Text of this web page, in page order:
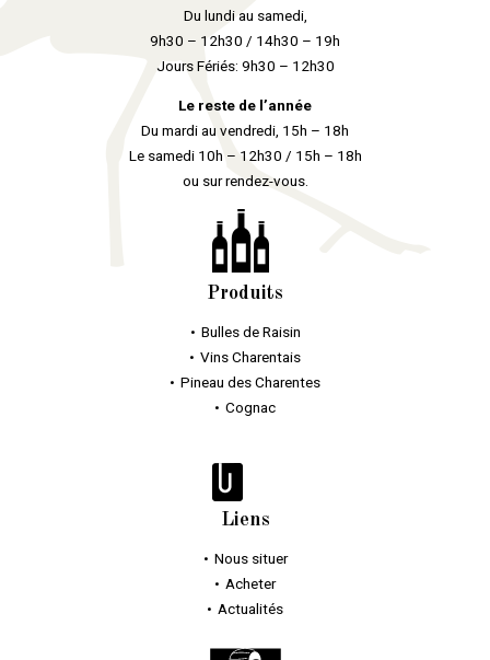
Du lundi au samedi,
9h30 – 12h30 / 14h30 – 19h
Jours Fériés: 9h30 – 12h30
Le reste de l’année
Du mardi au vendredi, 15h – 18h
Le samedi 10h – 12h30 / 15h – 18h
ou sur rendez-vous.
Produits
Bullesde Raisin
Vins Charentais
Pineau des Charentes
Cognac
Liens
Nous situer
Acheter
Actualités